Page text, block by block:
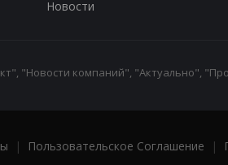
Новости
"Новости компаний", "Актуально",
| Пользовательское Соглашение |